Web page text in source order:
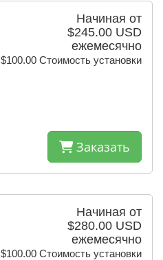
Начиная от
$245.00 USD
ежемесячно
$100.00 Стоимость установки
Заказать
Начиная от
$280.00 USD
ежемесячно
$100.00 Стоимость установки